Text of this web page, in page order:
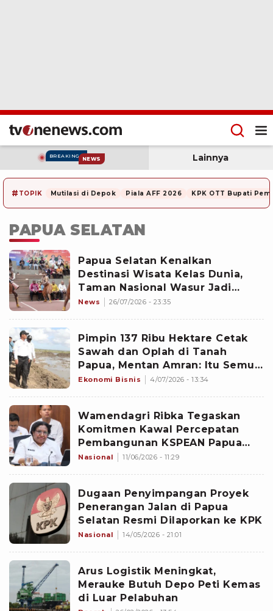
BREAKING NEWS Lainnya
# TOPIK Mutilasi di Depok Piala AFF 2026 KPK OTT Bupati
PAPUA SELATAN
Papua Selatan Kenalkan
Destinasi Wisata Kelas Dunia,
Taman Nasional Wasur Jadi
Sorotan
News 26/07/2026 - 23:35
Pimpin 137 Ribu Hektare Cetak
Sawah dan Oplah di Tanah
Papua, Mentan Amran: Itu Semua
Milik Rakyat
Ekonomi Bisnis 4/07/2026 - 13:34
Wamendagri Ribka Tegaskan
Komitmen Kawal Percepatan
Pembangunan KSPEAN Papua
Selatan
Nasional 11/06/2026 - 11:29
Dugaan Penyimpangan Proyek
Penerangan Jalan di Papua
Selatan Resmi Dilaporkan ke KPK
Nasional 14/05/2026 - 21:01
Arus Logistik Meningkat,
Merauke Butuh Depo Peti Kemas
di Luar Pelabuhan